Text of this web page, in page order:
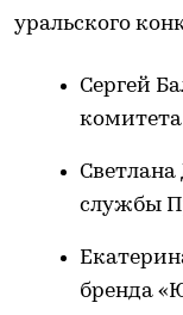
уральского
Сергей
службы
бренда